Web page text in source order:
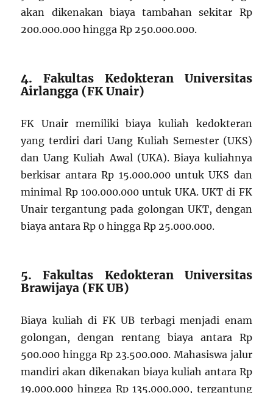
akan dikenakan biaya tambahan sekitar Rp
200.000.000 hingga Rp 250.000.000.
4. Fakultas Kedokteran Universitas
Airlangga (FK Unair)
FK Unair memiliki biaya kuliah kedokteran
yang terdiri dari Uang Kuliah Semester (UKS)
dan Uang Kuliah Awal (UKA). Biaya kuliahnya
berkisar antara Rp 15.000.000 untuk UKS dan
minimal Rp 100.000.000 untuk UKA. UKT di FK
Unair tergantung pada golongan UKT, dengan
biaya antara Rp 0 hingga Rp 25.000.000.
5. Fakultas Kedokteran Universitas
Brawijaya (FK UB)
Biaya kuliah di FK UB terbagi menjadi enam
golongan, dengan rentang biaya antara Rp
500.000 hingga Rp 23.500.000. Mahasiswa jalur
mandiri akan dikenakan biaya kuliah antara Rp
19.000.000 hingga Rp 135.000.000, tergantung